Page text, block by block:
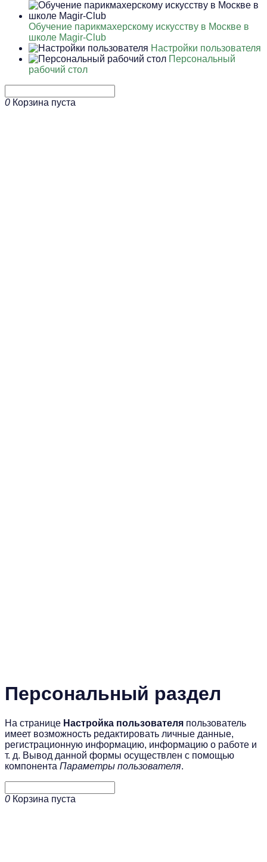
Обучение парикмахерскому искусству в Москве в
школе Magir-Club
Настройки пользователя
Персональный
рабочий стол
0 Корзина пуста
Персональный раздел
На странице Настройка пользователя пользователь
имеет возможность редактировать личные данные,
регистрационную информацию, информацию о работе и
т. д. Вывод данной формы осуществлен с помощью
компонента Параметры пользователя.
0 Корзина пуста